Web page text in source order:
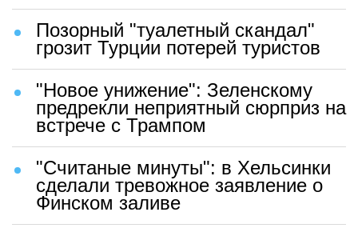
Позорный "туалетный скандал"
грозит Турции потерей туристов
"Новое унижение": Зеленскому
предрекли неприятный сюрприз на
встрече с Трампом
"Считаные минуты": в Хельсинки
сделали тревожное заявление о
Финском заливе